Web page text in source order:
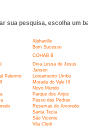
sua pesquisa, escolha um
Alphaville
Bom Sucesso
COHAB B
Diva Lessa de Jesus
Jansen
Palermo
Loteamento Umbu
Morada do Vale III
Novo Mundo
Parque dos Anjos
Passo das Pedras
Reservas do Arvoredo
Santa Tecla
São Vicente
Vila Cledi